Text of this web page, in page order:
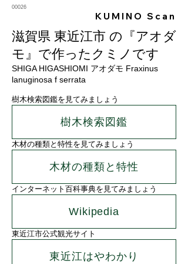
00026
KUMINO Scan
滋賀県 東近江市 の『アオダ
モ』で作ったクミノです
SHIGA HIGASHIOMI アオダモ Fraxinus
lanuginosa f serrata
樹木検索図鑑を見てみましょう
樹木検索図鑑
木材の種類と特性を見てみましょう
木材の種類と特性
インターネット百科事典を見てみましょう
Wikipedia
東近江市公式観光サイト
東近江はやわかり